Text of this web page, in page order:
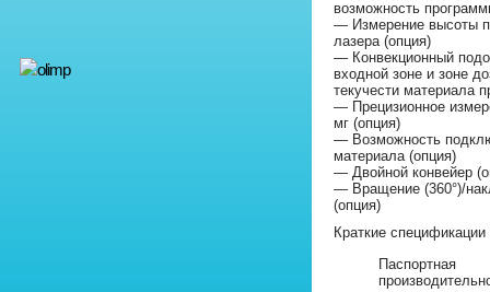
возможность
— Измерение высоты
лазера (опция)
— Конвекционный
входной зоне и зоне
текучести материала
— Прецизионное
мг (опция)
— Возможность
материала (опция)
— Двойной конвейер
— Вращение (360°)/
(опция)
Краткие спецификации
Паспортная